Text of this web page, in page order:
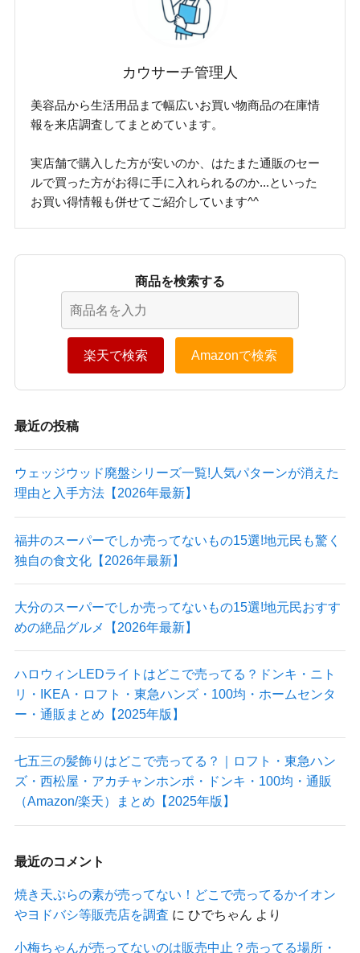
カウサーチ管理人
美容品から生活用品まで幅広いお買い物商品の在庫情
報を来店調査してまとめています。
実店舗で購入した方が安いのか、はたまた通販のセー
ルで買った方がお得に手に入れられるのか...といった
お買い得情報も併せてご紹介しています^^
商品を検索する
楽天で検索 Amazonで検索
最近の投稿
ウェッジウッド廃盤シリーズ一覧!人気パターンが消えた
理由と入手方法【2026年最新】
福井のスーパーでしか売ってないもの15選!地元民も驚く
独自の食文化【2026年最新】
大分のスーパーでしか売ってないもの15選!地元民おすす
めの絶品グルメ【2026年最新】
ハロウィンLEDライトはどこで売ってる？ドンキ・ニト
リ・IKEA・ロフト・東急ハンズ・100均・ホームセンタ
ー・通販まとめ【2025年版】
七五三の髪飾りはどこで売ってる？｜ロフト・東急ハン
ズ・西松屋・アカチャンホンポ・ドンキ・100均・通販
（Amazon/楽天）まとめ【2025年版】
最近のコメント
焼き天ぷらの素が売ってない！どこで売ってるかイオン
やヨドバシ等販売店を調査 に ひでちゃん より
小梅ちゃんが売ってないのは販売中止？売ってる場所・